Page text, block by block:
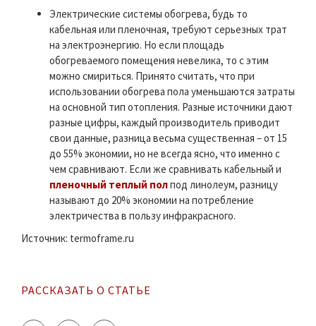
Электрические системы обогрева, будь то
кабельная или пленочная, требуют серьезных трат
на электроэнергию. Но если площадь
обогреваемого помещения невелика, то с этим
можно смириться. Принято считать, что при
использовании обогрева пола уменьшаются затраты
на основной тип отопления. Разные источники дают
разные цифры, каждый производитель приводит
свои данные, разница весьма существенная – от 15
до 55% экономии, но не всегда ясно, что именно с
чем сравнивают. Если же сравнивать кабельный и
пленочный теплый полпод линолеум, разницу
называют до 20% экономии на потребление
электричества в пользу инфракрасного.
Источник: termoframe.ru
РАССКАЗАТЬ О СТАТЬЕ